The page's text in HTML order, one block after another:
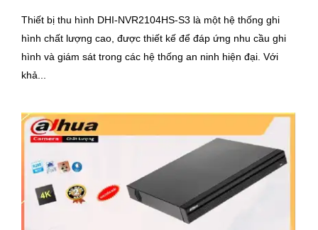
Thiết bị thu hình DHI-NVR2104HS-S3 là một hệ thống ghi
hình chất lượng cao, được thiết kế để đáp ứng nhu cầu ghi
hình và giám sát trong các hệ thống an ninh hiện đại. Với
khả...